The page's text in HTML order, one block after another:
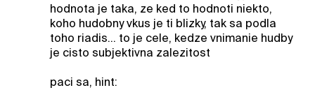
hodnota je taka, ze ked to hodnoti niekto,
koho hudobny vkus je ti blizky, tak sa podla
toho riadis... to je cele, kedze vnimanie hudby
je cisto subjektivna zalezitost
paci sa, hint: